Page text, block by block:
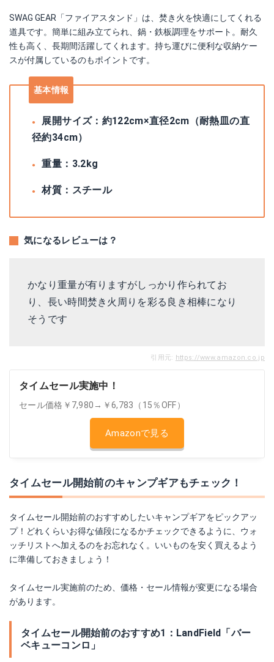
SWAG GEAR「ファイアスタンド」は、焚き火を快適にしてくれる
道具です。簡単に組み立てられ、鍋・鉄板調理をサポート。耐久
性も高く、長期間活躍してくれます。持ち運びに便利な収納ケー
スが付属しているのもポイントです。
基本情報
展開サイズ：約122cm×直径2cm（耐熱皿の直
径約34cm）
重量：3.2kg
材質：スチール
気になるレビューは？
かなり重量が有りますがしっかり作られてお
り、長い時間焚き火周りを彩る良き相棒になり
そうです
引用元: https://www.amazon.co.jp
タイムセール実施中！
セール価格￥7,980→￥6,783（15％OFF）
Amazonで見る
タイムセール開始前のキャンプギアもチェック！
タイムセール開始前のおすすめしたいキャンプギアをピックアッ
プ！どれくらいお得な値段になるかチェックできるように、ウォ
ッチリストへ加えるのをお忘れなく。いいものを安く買えるよう
に準備しておきましょう！
タイムセール実施前のため、価格・セール情報が変更になる場合
があります。
タイムセール開始前のおすすめ1：LandField「バー
ベキューコンロ」